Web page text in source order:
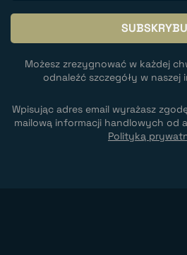
Możesz zrezygnować w każdej
odnaleźć szczegóły w naszej
Wpisując adres email wyrażasz
mailową informacji handlowych od
Polityką